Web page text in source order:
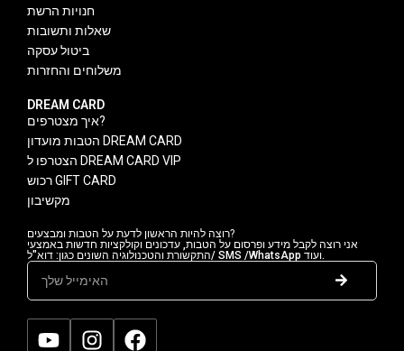
חנויות הרשת
שאלות ותשובות
ביטול עסקה
משלוחים והחזרות
DREAM CARD
איך מצטרפים?
הטבות מועדון DREAM CARD
הצטרפו ל DREAM CARD VIP
רכוש GIFT CARD
מקשיבון
רוצה להיות הראשון לדעת על הטבות ומבצעים?
אני רוצה לקבל מידע ופרסום על הטבות, עדכונים וקולקציות חדשות באמצעי
התקשורת והטכנולוגיה השונים כגון: דוא"ל/ SMS /WhatsApp ועוד.